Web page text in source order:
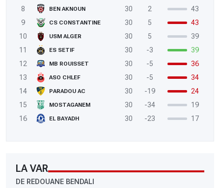
8
BEN AKNOUN 30 2
43
9
CS CONSTANTINE 30 5
43
10
USM ALGER 30 5
39
11
ES SETIF 30 -3
39
12
MB ROUISSET 30 -5
36
13
ASO CHLEF 30 -5
34
14
PARADOU AC 30 -19
24
15
MOSTAGANEM 30 -34
19
16
EL BAYADH 30 -23 17
LA VAR
DE REDOUANE BENDALI